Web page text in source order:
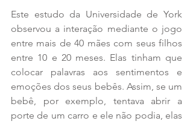
Este estudo da Universidade de York
observou a interação mediante o jogo
entre mais de 40 mães com seus filhos
entre 10 e 20 meses. Elas tinham que
colocar palavras aos sentimentos e
emoções dos seus bebês. Assim, se um
bebê, por exemplo, tentava abrir a
porte de um carro e ele não podia, elas